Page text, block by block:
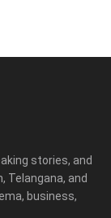
stories, and
Telangana, and
business,